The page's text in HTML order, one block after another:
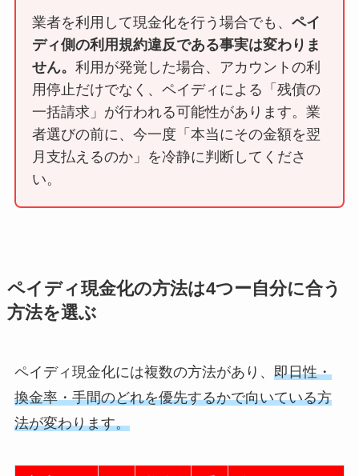
業者を利用して現金化を行う場合でも、 ペイ
ディ側の利用規約違反である事実は変わりま
せん。 利用が発覚した場合、アカウントの利
用停止だけでなく、ペイディによる「残債の
一括請求」が行われる可能性があります。業
者選びの前に、今一度「本当にその金額を翌
月支払えるのか」を冷静に判断してくださ
い。
ペイディ現金化の方法は4つー自分に合う
方法を選ぶ
ペイディ現金化には複数の方法があり、 即日性・
換金率・手間のどれを優先するかで向いている方
法が変わります。